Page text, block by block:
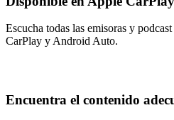
Escucha todas las emisoras y
CarPlay y Android Auto.
Encuentra el contenido